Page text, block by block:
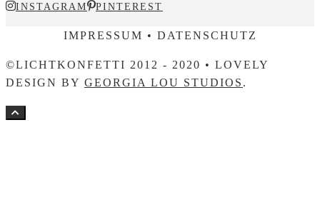
INSTAGRAM PINTEREST
IMPRESSUM • DATENSCHUTZ
©LICHTKONFETTI 2012 - 2020 • LOVELY
DESIGN BY GEORGIA LOU STUDIOS .